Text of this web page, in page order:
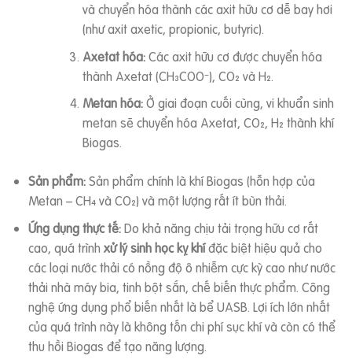
và chuyển hóa thành các axit hữu cơ dễ bay hơi
(như axit axetic, propionic, butyric).
Axetat hóa:Các axit hữu cơ được chuyển hóa
thành Axetat (CH₃COO⁻), CO₂ và H₂.
Metan hóa:Ở giai đoạn cuối cùng, vi khuẩn sinh
metan sẽ chuyển hóa Axetat, CO₂, H₂ thành khí
Biogas.
Sản phẩm:Sản phẩm chính là khí Biogas (hỗn hợp của
Metan – CH₄ và CO₂) và một lượng rất ít bùn thải.
Ứng dụng thực tế:Do khả năng chịu tải trọng hữu cơ rất
cao, quá trình xử lý sinh học kỵ khíđặc biệt hiệu quả cho
các loại nước thải có nồng độ ô nhiễm cực kỳ cao như nước
thải nhà máy bia, tinh bột sắn, chế biến thực phẩm. Công
nghệ ứng dụng phổ biến nhất là bể UASB. Lợi ích lớn nhất
của quá trình này là không tốn chi phí sục khí và còn có thể
thu hồi Biogas để tạo năng lượng.